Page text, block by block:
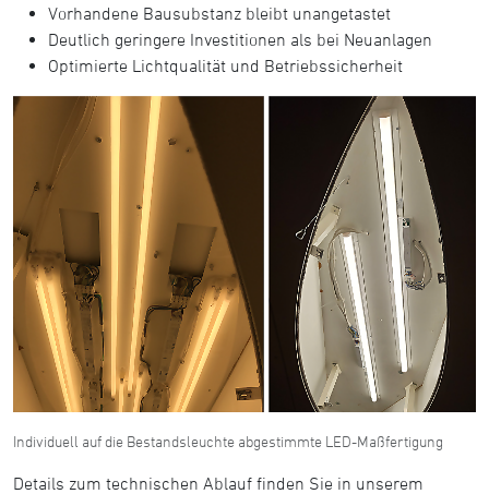
Vorhandene Bausubstanz bleibt unangetastet
Deutlich geringere Investitionen als bei Neuanlagen
Optimierte Lichtqualität und Betriebssicherheit
Individuell auf die Bestandsleuchte abgestimmte LED-Maßfertigung
Details zum technischen Ablauf finden Sie in unserem